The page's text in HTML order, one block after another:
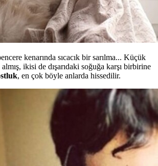
kenarında sıcacık bir sarılma... Küçük
ikisi de dışarıdaki soğuğa karşı birbirine
, en çok böyle anlarda hissedilir.